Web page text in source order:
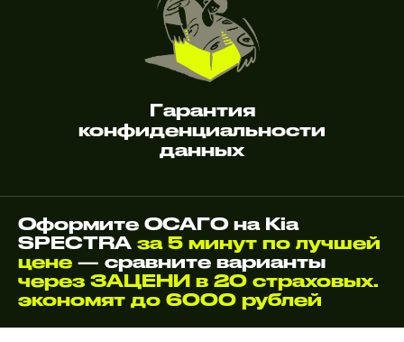
Гарантия
конфиденциальности
данных
Оформите ОСАГО на Kia
SPECTRA за 5 минут по лучшей
цене — сравните варианты
через ЗАЦЕНИ в 20 страховых.
экономят до 6000 рублей